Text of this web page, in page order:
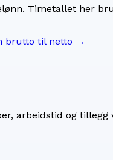
Timetallet her
brutto til netto →
arbeidstid og tillegg